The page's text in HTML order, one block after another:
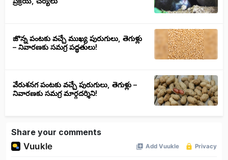
జొన్న పంటకు వచ్చే ముఖ్య పురుగులు, తెగుళ్లు
– నివారణకు సమగ్ర పద్ధతులు!
వేరుశనగ పంటకు వచ్చే పురుగులు, తెగుళ్లు –
నివారణకు సమగ్ర మార్గదర్శిని!
Share your comments